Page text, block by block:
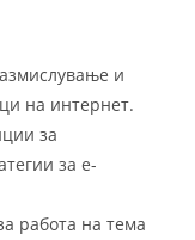
и
на интернет.
за
за е-
работа на тема